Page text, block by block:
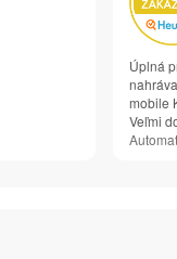
Úplná
mobile
Veľmi